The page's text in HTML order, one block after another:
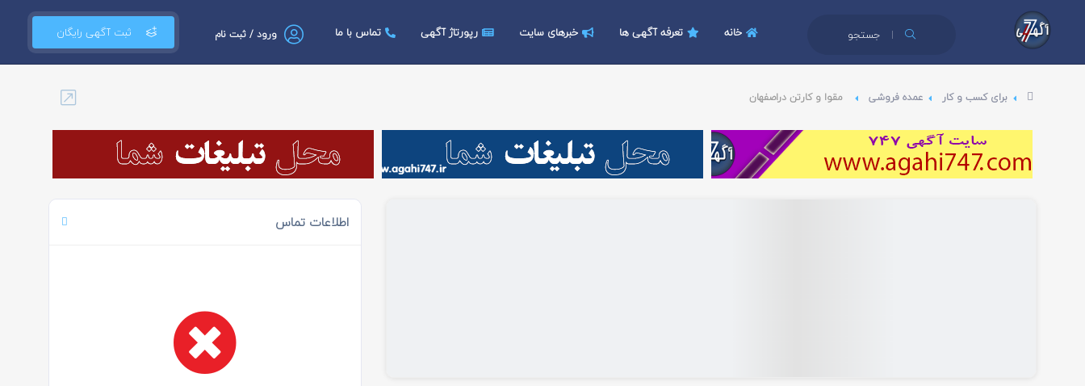
جستجو ورود / ثبت نام خانه تعرفه آگهی ها خبرهای سایت رپورتاژ آگهی تماس با ما
برای کسب و کار عمده فروشی مقوا و کارتن دراصفهان
اطلاعات تماس